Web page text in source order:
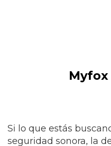
Myfox
Si lo que estás
seguridad sonora, la